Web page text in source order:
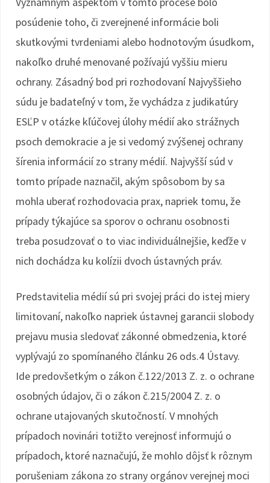
posúdenie toho, či zverejnené informácie boli
skutkovými tvrdeniami alebo hodnotovým úsudkom,
nakoľko druhé menované požívajú vyššiu mieru
ochrany. Zásadný bod pri rozhodovaní Najvyššieho
súdu je badateľný v tom, že vychádza z judikatúry
ESĽP v otázke kľúčovej úlohy médií ako strážnych
psoch demokracie a je si vedomý zvýšenej ochrany
šírenia informácií zo strany médií. Najvyšší súd v
tomto prípade naznačil, akým spôsobom by sa
mohla uberať rozhodovacia prax, napriek tomu, že
prípady týkajúce sa sporov o ochranu osobnosti
treba posudzovať o to viac individuálnejšie, keďže v
nich dochádza ku kolízii dvoch ústavných práv.
Predstavitelia médií sú pri svojej práci do istej miery
limitovaní, nakoľko napriek ústavnej garancii slobody
prejavu musia sledovať zákonné obmedzenia, ktoré
vyplývajú zo spomínaného článku 26 ods.4 Ústavy.
Ide predovšetkým o zákon č.122/2013 Z. z. o ochrane
osobných údajov, či o zákon č.215/2004 Z. z. o
ochrane utajovaných skutočností. V mnohých
prípadoch novinári totižto verejnosť informujú o
prípadoch, ktoré naznačujú, že mohlo dôjsť k rôznym
porušeniam zákona zo strany orgánov verejnej moci